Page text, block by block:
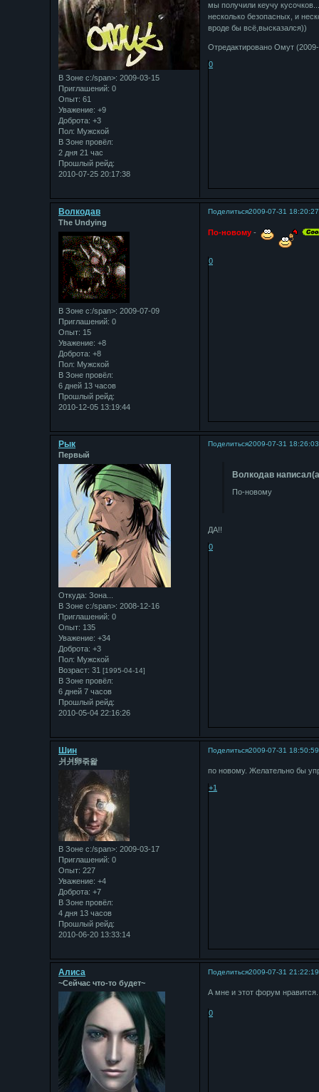
В Зоне с:/span>: 2009-03-15
Приглашений: 0
Опыт: 61
Уважение: +9
Доброта: +3
Пол: Мужской
В Зоне провёл:
2 дня 21 час
Прошлый рейд:
2010-07-25 20:17:38
мы получили кеучу
несколько безопасных, и
вроде бы всё,высказался))
Отредактировано Омут
0
Поделиться2009-07-31 18:20:27
Bолкодав
The Undying
В Зоне с:/span>: 2009-07-09
Приглашений: 0
Опыт: 15
Уважение: +8
Доброта: +8
Пол: Мужской
В Зоне провёл:
6 дней 13 часов
Прошлый рейд:
2010-12-05 13:19:44
По-новому -
0
Поделиться2009-07-31 18:26:03
Рык
Первый
Откуда: Зона...
В Зоне с:/span>: 2008-12-16
Приглашений: 0
Опыт: 135
Уважение: +34
Доброта: +3
Пол: Мужской
Возраст: 31 [1995-04-14]
В Зоне провёл:
6 дней 7 часов
Прошлый рейд:
2010-05-04 22:16:26
Bолкодав
По-новому
ДА!!
0
Поделиться2009-07-31 18:50:59
Шин
⽙⽙卵죾왍
В Зоне с:/span>: 2009-03-17
Приглашений: 0
Опыт: 227
Уважение: +4
Доброта: +7
В Зоне провёл:
4 дня 13 часов
Прошлый рейд:
2010-06-20 13:33:14
по новому. Желательно бы
+1
Поделиться2009-07-31 21:22:19
Алиса
~Сейчас что-то будет~
А мне и этот форум
0